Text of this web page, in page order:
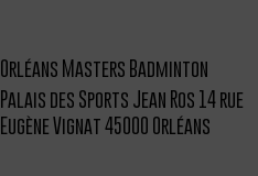
Orléans Masters Badminton
Palais des Sports Jean Ros 14 rue
Eugène Vignat 45000 Orléans